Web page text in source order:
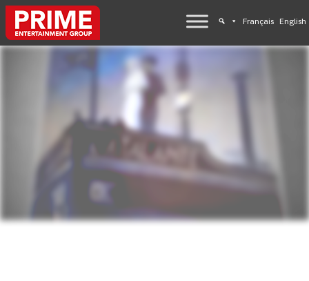
Français English